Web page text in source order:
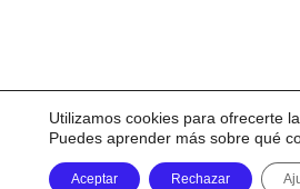
Utilizamos cookies para ofrecerte
Puedes aprender más sobre qué
Aceptar Rechazar